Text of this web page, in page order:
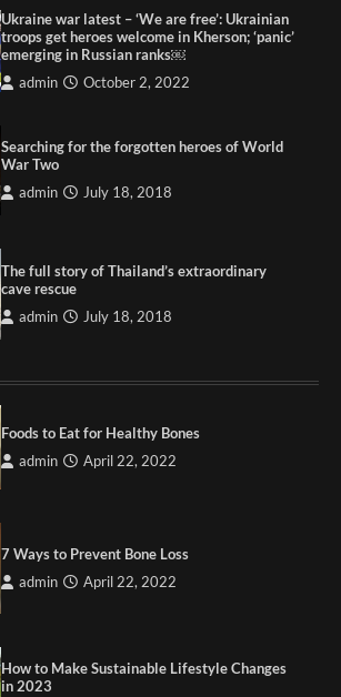
Ukraine war latest – ‘We are free’: Ukrainian
troops get heroes welcome in Kherson; ‘panic’
emerging in Russian ranks￼
admin October 2, 2022
Searching for the forgotten heroes of World
War Two
admin July 18, 2018
The full story of Thailand’s extraordinary
cave rescue
admin July 18, 2018
Foods to Eat for Healthy Bones
admin April 22, 2022
7 Ways to Prevent Bone Loss
admin April 22, 2022
How to Make Sustainable Lifestyle Changes
in 2023